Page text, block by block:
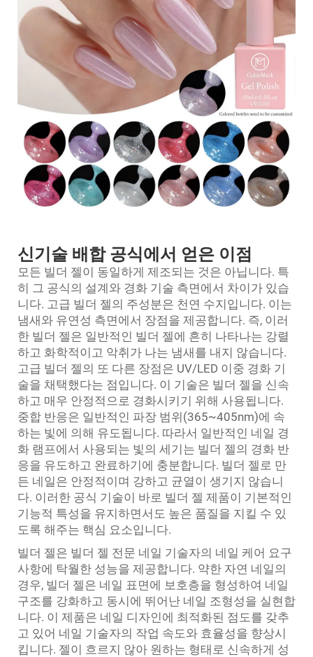
신기술 배합 공식에서 얻은 이점
모든 빌더 젤이 동일하게 제조되는 것은 아닙니다. 특
히 그 공식의 설계와 경화 기술 측면에서 차이가 있습
니다. 고급 빌더 젤의 주성분은 천연 수지입니다. 이는
냄새와 유연성 측면에서 장점을 제공합니다. 즉, 이러
한 빌더 젤은 일반적인 빌더 젤에 흔히 나타나는 강렬
하고 화학적이고 악취가 나는 냄새를 내지 않습니다.
고급 빌더 젤의 또 다른 장점은 UV/LED 이중 경화 기
술을 채택했다는 점입니다. 이 기술은 빌더 젤을 신속
하고 매우 안정적으로 경화시키기 위해 사용됩니다.
중합 반응은 일반적인 파장 범위(365~405nm)에 속
하는 빛에 의해 유도됩니다. 따라서 일반적인 네일 경
화 램프에서 사용되는 빛의 세기는 빌더 젤의 경화 반
응을 유도하고 완료하기에 충분합니다. 빌더 젤로 만
든 네일은 안정적이며 강하고 균열이 생기지 않습니
다. 이러한 공식 기술이 바로 빌더 젤 제품이 기본적인
기능적 특성을 유지하면서도 높은 품질을 지킬 수 있
도록 해주는 핵심 요소입니다.
빌더 젤은 빌더 젤 전문 네일 기술자의 네일 케어 요구
사항에 탁월한 성능을 제공합니다. 약한 자연 네일의
경우, 빌더 젤은 네일 표면에 보호층을 형성하여 네일
구조를 강화하고 동시에 뛰어난 네일 조형성을 실현합
니다. 이 제품은 네일 디자인에 최적화된 점도를 갖추
고 있어 네일 기술자의 작업 속도와 효율성을 향상시
킵니다. 젤이 흐르지 않아 원하는 형태로 신속하게 성